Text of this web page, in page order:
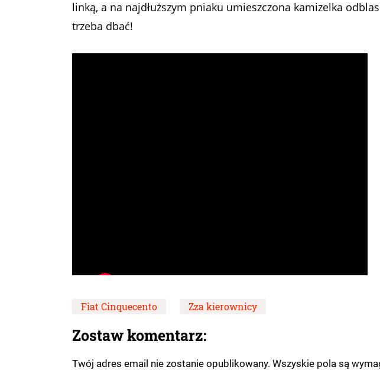
linką, a na najdłuższym pniaku umieszczona kamizelka
trzeba dbać!
Fiat Cinquecento Zza kierownicy
Zostaw komentarz:
Twój adres email nie zostanie opublikowany. Wszyskie pola są